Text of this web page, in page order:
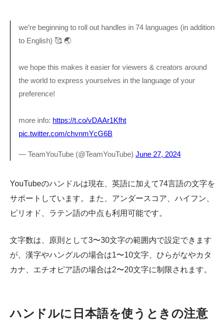
we’re beginning to roll out handles in 74 languages (in addition
to English) 🥰 🌏
we hope this makes it easier for viewers & creators around
the world to express yourselves in the language of your
preference!
more info: https://t.co/vDAAr1Kfht
pic.twitter.com/chvnmYcG6B
— TeamYouTube (@TeamYouTube) June 27, 2024
YouTubeのハンドルは現在、英語に加えて74言語の文字を
サポートしています。また、アンダースコア、ハイフン、
ピリオド、ラテン語の中点も利用可能です。
文字数は、原則として3〜30文字の範囲内で設定できます
が、漢字やハングルの場合は1〜10文字、ひらがなやカタ
カナ、エチオピア語の場合は2〜20文字に制限されます。
ハンドルに日本語を使うときの注意